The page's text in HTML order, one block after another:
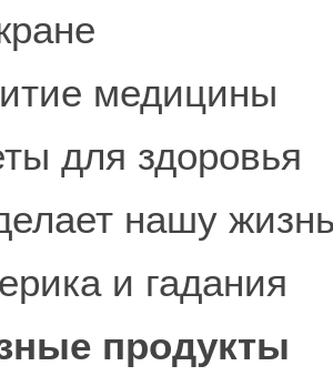
медицины
для здоровья
нашу
и гадания
продукты